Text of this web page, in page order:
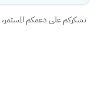
نشكركم على دعمكم المستمر،